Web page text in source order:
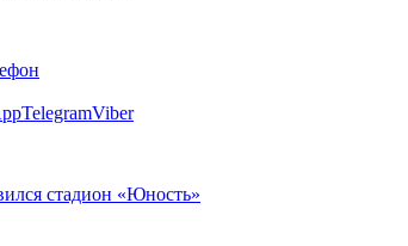
TelegramViber
стадион «Юность»